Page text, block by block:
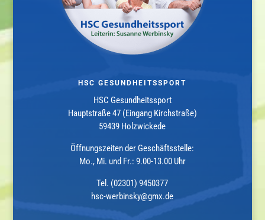
HSC GESUNDHEITSSPORT
HSC Gesundheitssport
Hauptstraße 47 (Eingang Kirchstraße)
59439 Holzwickede
Öffnungszeiten der Geschäftsstelle:
Mo., Mi. und Fr.: 9.00-13.00 Uhr
Tel. (02301) 9450377
hsc-werbinsky@gmx.de